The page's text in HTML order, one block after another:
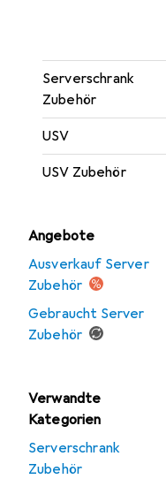
Serverschrank
Zubehör
USV
USV Zubehör
Angebote
Ausverkauf Server
Zubehör
Gebraucht Server
Zubehör
Verwandte
Kategorien
Serverschrank
Zubehör